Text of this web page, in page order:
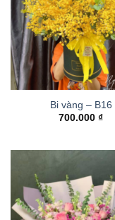
Bi vàng – B16
700.000 ₫